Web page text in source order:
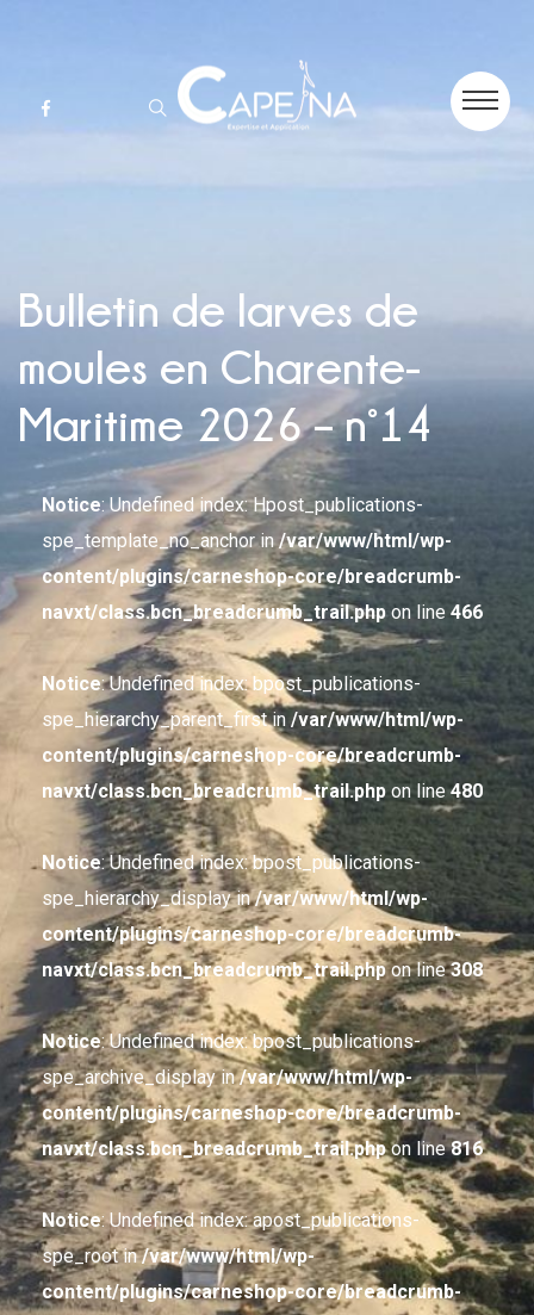
Bulletin de larves de
moules en Charente-
Maritime 2026 – n°14
Notice: Undefined index: Hpost_publications-
spe_template_no_anchor in/var/www/html/wp-
content/plugins/carneshop-core/breadcrumb-
navxt/class.bcn_breadcrumb_trail.phpon line 466
Notice: Undefined index: bpost_publications-
spe_hierarchy_parent_first in /var/www/html/wp-
content/plugins/carneshop-core/breadcrumb-
navxt/class.bcn_breadcrumb_trail.php on line480
Notice: Undefined index: bpost_publications-
spe_hierarchy_display in/var/www/html/wp-
content/plugins/carneshop-core/breadcrumb-
navxt/class.bcn_breadcrumb_trail.phpon line308
Notice: Undefined index: bpost_publications-
spe_archive_display in/var/www/html/wp-
content/plugins/carneshop-core/breadcrumb-
navxt/class.bcn_breadcrumb_trail.phpon line816
Notice: Undefined index: apost_publications-
spe_root in/var/www/html/wp-
content/plugins/carneshop-core/breadcrumb-